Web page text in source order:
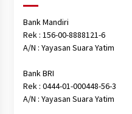
Dilaksanakan
6 tahun
Sembako
anak Yatim
Bank Mandiri
Rek : 156-00-8888121-6
A/N : Yayasan Suara Yatim
Bank BRI
Rek : 0444-01-000448-56-3
A/N : Yayasan Suara Yatim